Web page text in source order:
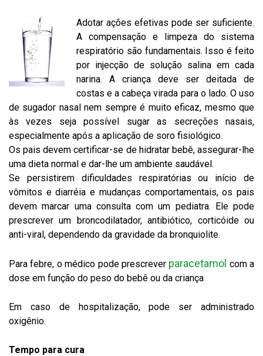
Adotar ações efetivas pode ser suficiente.
A compensação e limpeza do sistema
respiratório são fundamentais. Isso é feito
por injecção de solução salina em cada
narina. A criança deve ser deitada de
costas e a cabeça virada para o lado. O uso
de sugador nasal nem sempre é muito eficaz, mesmo que
às vezes seja possível sugar as secreções nasais,
especialmente após a aplicação de soro fisiológico.
Os pais devem certificar-se de hidratar bebê, assegurar-lhe
uma dieta normal e dar-lhe um ambiente saudável.
Se persistirem dificuldades respiratórias ou início de
vômitos e diarréia e mudanças comportamentais, os pais
devem marcar uma consulta com um pediatra. Ele pode
prescrever um broncodilatador, antibiótico, corticóide ou
anti-viral, dependendo da gravidade da bronquiolite.
Para febre, o médico pode prescrever paracetamol com a
dose em função do peso do bebê ou da criança
Em caso de hospitalização, pode ser administrado
oxigênio.
Tempo para cura